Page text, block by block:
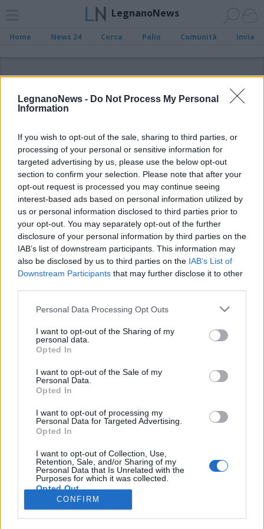
LegnanoNews - Do Not Process My Personal
Information
If you wish to opt-out of the sale, sharing to third parties, or
processing of your personal or sensitive information for
targeted advertising by us, please use the below opt-out
section to confirm your selection. Please note that after your
opt-out request is processed you may continue seeing
interest-based ads based on personal information utilized by
us or personal information disclosed to third parties prior to
your opt-out. You may separately opt-out of the further
disclosure of your personal information by third parties on the
IAB’s list of downstream participants. This information may
also be disclosed by us to third parties on the IAB’s List of
Downstream Participants that may further disclose it to other
Personal Data Processing Opt Outs
I want to opt-out of the Sharing of my
personal data.
Opted In
I want to opt-out of the Sale of my
Personal Data.
Opted In
I want to opt-out of processing my
Personal Data for Targeted Advertising.
Opted In
I want to opt-out of Collection, Use,
Retention, Sale, and/or Sharing of my
Personal Data that Is Unrelated with the
Purposes for which it was collected.
Opted Out
CONFIRM
LegnanoNews
Home News 24 Cerca Palio Comunità Invia
ADV
Archivio di "Franco Battiato"
Filtro per data
Non è stato trovato nessun articolo.
Vai al sito in modalità classica
Registrati Redazione Invia notizia Feed RSS Facebook
Twitter
Legnanonews.com
Sito di informazione locale
Direttore responsabile: Marco Tajè
Redazione: Via Matteotti, 3 (presso Famiglia Legnanese)
20025 Legnano (MI)
Email Direzione: direttore@legnanonews.com
Email Redazione: info@legnanonews.com
Pubblicità: commerciale@legnanonews.com
Tutti i contenuti originali sono di proprietà di LegnanoNews, ne è
consentito l'utilizzo citando il sito come fonte. Dei contenuti non originali